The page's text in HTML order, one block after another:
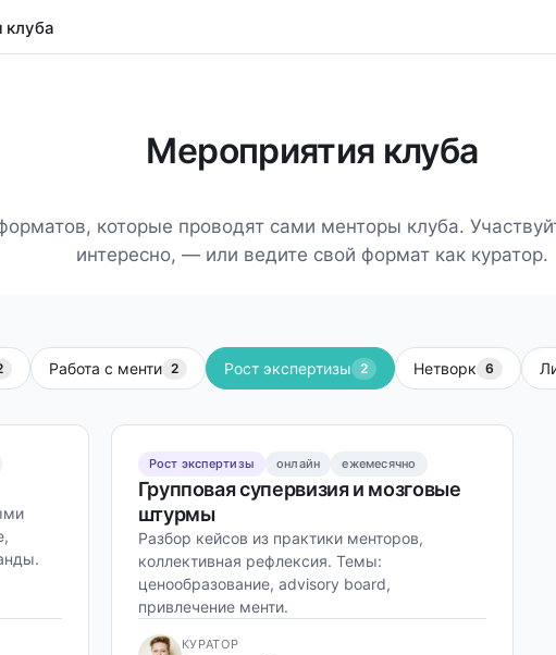
Мероприятия клуба
которые проводят сами менторы клуба.
интересно, — или ведите свой формат как куратор.
Работа с менти 2 Рост экспертизы 2 Нетворк 6
Рост экспертизы онлайн ежемесячно
Групповая супервизия и мозговые
штурмы
Разбор кейсов из практики менторов,
коллективная рефлексия. Темы:
ценообразование, advisory board,
привлечение менти.
КУРАТОР